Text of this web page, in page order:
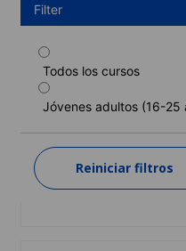
Filter
Todos los cursos
Jóvenes adultos (16-25
Reiniciar filtros
Curso de español
Duración: 1 - 2 semanas
1 semana
377 EUR